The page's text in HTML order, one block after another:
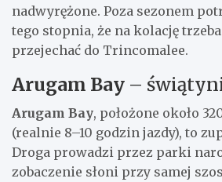
nadwyrężone. Poza sezonem
tego stopnia, że na kolację
przejechać do Trincomalee.
Arugam Bay –
Arugam Bay, położone około
(realnie 8–10 godzin jazdy), to
Droga prowadzi przez parki
zobaczenie słoni przy samej